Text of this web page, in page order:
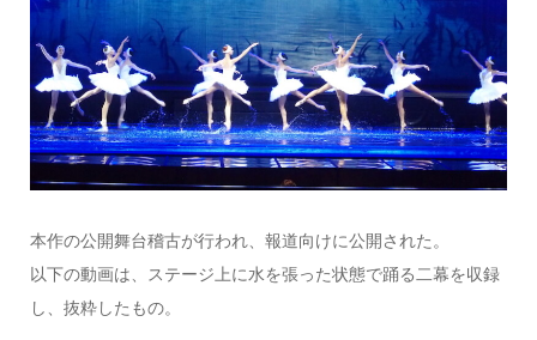
本作の公開舞台稽古が行われ、報道向けに公開された。
以下の動画は、ステージ上に水を張った状態で踊る二幕を収録
し、抜粋したもの。